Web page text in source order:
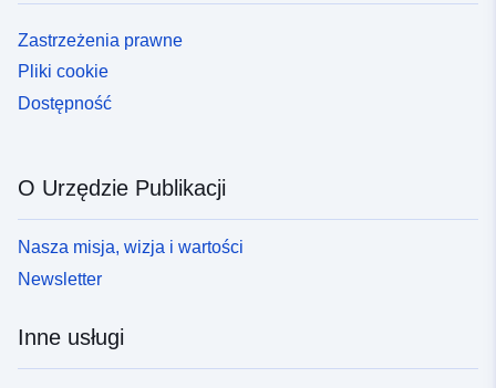
Zastrzeżenia prawne
Pliki cookie
Dostępność
O Urzędzie Publikacji
Nasza misja, wizja i wartości
Newsletter
Inne usługi